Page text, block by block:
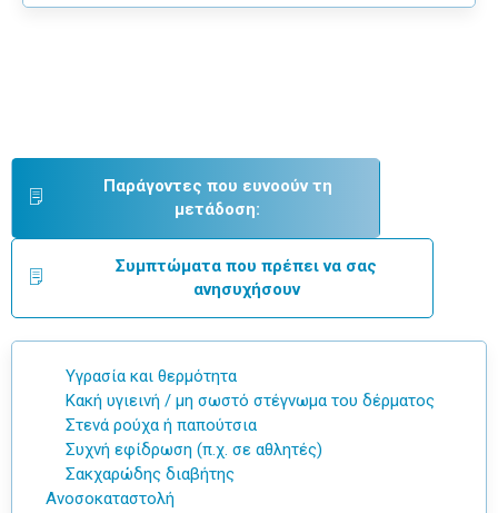
Παράγοντες που ευνοούν τη
μετάδοση:
Συμπτώματα που πρέπει να σας
ανησυχήσουν
Υγρασία και θερμότητα
Κακή υγιεινή / μη σωστό στέγνωμα του δέρματος
Στενά ρούχα ή παπούτσια
Συχνή εφίδρωση (π.χ. σε αθλητές)
Σακχαρώδης διαβήτης
Ανοσοκαταστολή